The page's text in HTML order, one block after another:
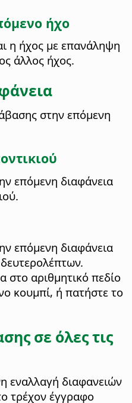
ήχο
η ήχος με επανάληψη
άλλος ήχος.
στην επόμενη
επόμενη διαφάνεια
επόμενη διαφάνεια
στο αριθμητικό πεδίο
κουμπί, ή πατήστε το
σε όλες τις
εναλλαγή διαφανειών
τρέχον έγγραφο